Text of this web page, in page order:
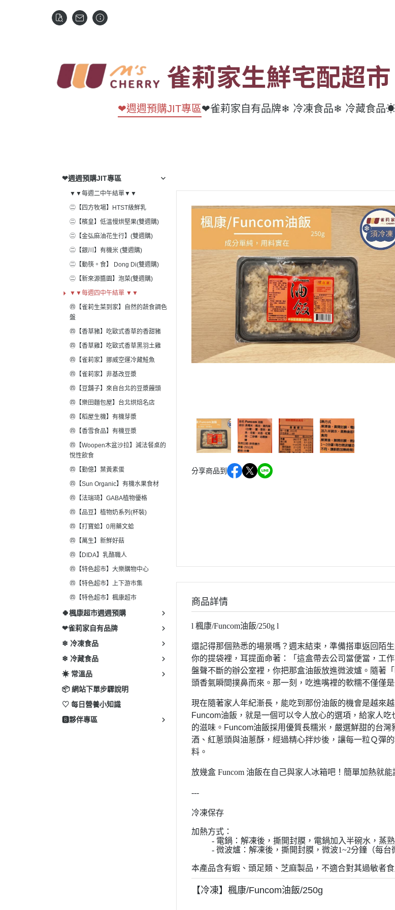
❤週週預購JIT專區❤雀莉家自有品牌❄ 冷凍食品❄ 冷藏食品☀
❤週週預購JIT專區
▼▼每週二中午結單▼▼
㊁【四方牧場】HTST級鮮乳
㊁【檳皇】低溫慢烘堅果(雙週購)
㊁【金弘麻油花生行】(雙週購)
㊁【銀川】有機米 (雙週購)
㊁【動筷。食】 Dong Di(雙週購)
㊁【新來源醬園】泡菜(雙週購)
▼▼每週四中午結單 ▼▼
㊃【雀莉生菜到家】自然的蔬食調色
盤
㊃【香草豬】吃歐式香草的香甜豬
㊃【香草雞】吃歐式香草黑羽土雞
㊃【雀莉家】挪威空運冷藏鮭魚
㊃【雀莉家】非基改豆漿
㊃【豆舖子】來自台北的豆漿饅頭
㊃【樂田麵包屋】台北烘焙名店
㊃【稻屋生機】有機芽漿
㊃【香雪食品】有機豆漿
㊃【Woopen木盆沙拉】減法餐桌的
悅性飲食
㊃【勤億】葉黃素蛋
㊃【Sun Organic】有機水果食材
㊃【法瑞琦】GABA植物優格
㊃【品豆】植物奶系列(杯裝)
㊃【打寶蛤】0用藥文蛤
㊃【萬生】新鮮好菇
㊃【DIDA】乳酪職人
㊃【特色超市】大樂購物中心
㊃【特色超市】上下游市集
㊃【特色超市】楓康超市
🍀楓康超市週週預購
❤雀莉家自有品牌
❄ 冷凍食品
❄ 冷藏食品
☀ 常溫品
📦 網站下單步驟說明
♡ 每日營養小知識
🅱️夥伴專區
分享商品到
商品詳情
l 楓康/Funcom油飯/250g l
還記得那個熟悉的場景嗎？週末結束，準備搭車返回陌
你的提袋裡，耳提面命著：「這盒帶去公司當便當，工作
盤聲不斷的辦公室裡，你把那盒油飯放進微波爐。隨著
頭香氣瞬間撲鼻而來。那一刻，吃進嘴裡的軟糯不僅僅
現在隨著家人年紀漸長，能吃到那份油飯的機會是越來
Funcom油飯，就是一個可以令人放心的選項，給家人
的滋味。Funcom油飯採用優質長糯米，嚴選鮮甜的台
酒、紅蔥頭與油蔥酥，經過精心拌炒後，讓每一粒Ｑ彈
料。
放幾盒 Funcom 油飯在自己與家人冰箱吧！簡單加熱就
---
冷凍保存
加熱方式：
- 電鍋：解凍後，撕開封膜，電鍋加入半碗水，蒸
- 微波爐： 解凍後，撕開封膜，微波1~2分鐘（每台
本產品含有蝦、頭足類、芝麻製品，不適合對其過敏者食
【冷凍】楓康/Funcom油飯/250g